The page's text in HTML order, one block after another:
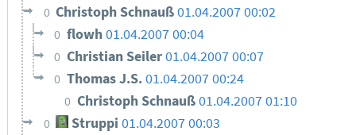
0 Christoph Schnauß01.04.2007 00:02
0 flowh01.04.2007 00:04
0 Christian Seiler01.04.2007 00:07
0 Thomas J.S.01.04.2007 00:24
0 Christoph Schnauß01.04.2007 01:10
0 Struppi 01.04.2007 00:03